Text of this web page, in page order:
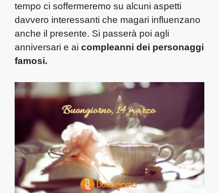
tempo ci soffermeremo su alcuni aspetti
davvero interessanti che magari influenzano
anche il presente. Si passerà poi agli
anniversari e ai compleanni dei personaggi
famosi.